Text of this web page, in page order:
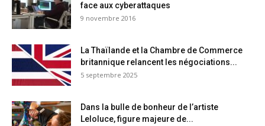
face aux cyberattaques
9 novembre 2016
La Thaïlande et la Chambre de Commerce
britannique relancent les négociations...
5 septembre 2025
Dans la bulle de bonheur de l’artiste
Leloluce, figure majeure de...